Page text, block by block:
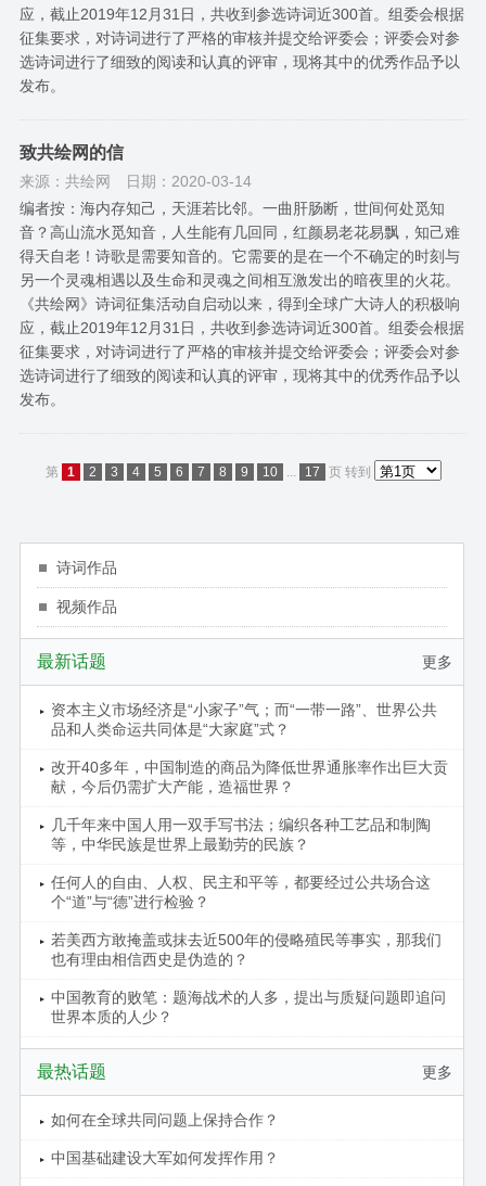
应，截止2019年12月31日，共收到参选诗词近300首。组委会根据
征集要求，对诗词进行了严格的审核并提交给评委会；评委会对参
选诗词进行了细致的阅读和认真的评审，现将其中的优秀作品予以
发布。
致共绘网的信
来源：共绘网
日期：2020-03-14
编者按：海内存知己，天涯若比邻。一曲肝肠断，世间何处觅知
音？高山流水觅知音，人生能有几回同，红颜易老花易飘，知己难
得天自老！诗歌是需要知音的。它需要的是在一个不确定的时刻与
另一个灵魂相遇以及生命和灵魂之间相互激发出的暗夜里的火花。
《共绘网》诗词征集活动自启动以来，得到全球广大诗人的积极响
应，截止2019年12月31日，共收到参选诗词近300首。组委会根据
征集要求，对诗词进行了严格的审核并提交给评委会；评委会对参
选诗词进行了细致的阅读和认真的评审，现将其中的优秀作品予以
发布。
第 1 2 3 4 5 6 7 8 9 10 ... 17 页 转到
诗词作品
视频作品
更多
最新话题
资本主义市场经济是“小家子”气；而“一带一路”、世界公共
品和人类命运共同体是“大家庭”式？
改开40多年，中国制造的商品为降低世界通胀率作出巨大贡
献，今后仍需扩大产能，造福世界？
几千年来中国人用一双手写书法；编织各种工艺品和制陶
等，中华民族是世界上最勤劳的民族？
任何人的自由、人权、民主和平等，都要经过公共场合这
个“道”与“德”进行检验？
若美西方敢掩盖或抹去近500年的侵略殖民等事实，那我们
也有理由相信西史是伪造的？
中国教育的败笔：题海战术的人多，提出与质疑问题即追问
世界本质的人少？
更多
最热话题
如何在全球共同问题上保持合作？
中国基础建设大军如何发挥作用？